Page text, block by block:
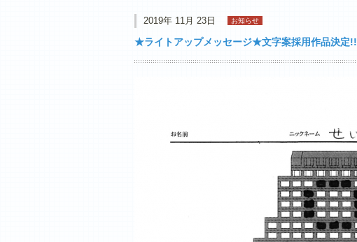
2019年 11月 23日 お知らせ
★ライトアップメッセージ★文字案採用作品決定!!